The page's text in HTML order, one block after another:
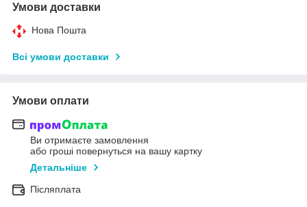
Умови доставки
Нова Пошта
Всі умови доставки
Умови оплати
Ви отримаєте замовлення
або гроші повернуться на вашу картку
Детальніше
Післяплата